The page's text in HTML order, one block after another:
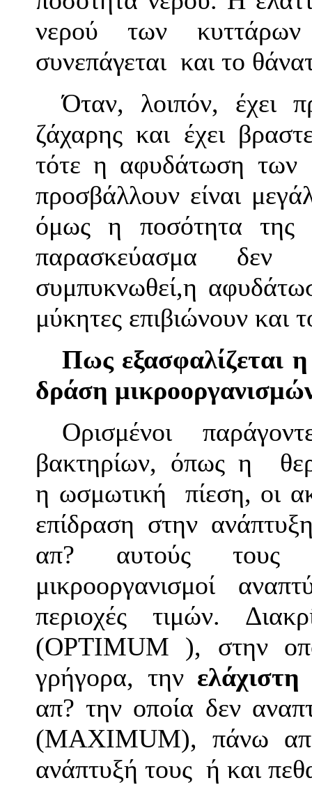
νερού των
συνεπάγεται και το
Όταν, λοιπόν, έχει
ζάχαρης και έχει
τότε η αφυδάτωση των
προσβάλλουν είναι
όμως η ποσότητα της
παρασκεύασμα
συμπυκνωθεί,η
μύκητες επιβιώνουν και
Πως εξασφαλίζεται
δράση
Ορισμένοι
βακτηρίων, όπως η
η ωσμωτική πίεση, οι
επίδραση στην
απ? αυτούς τους
μικροοργανισμοί
περιοχές τιμών.
(ΟPTIMUM ), στην
γρήγορα, την
απ? την οποία δεν
(ΜAXIMUM), πάνω απ
ανάπτυξή τους ή και